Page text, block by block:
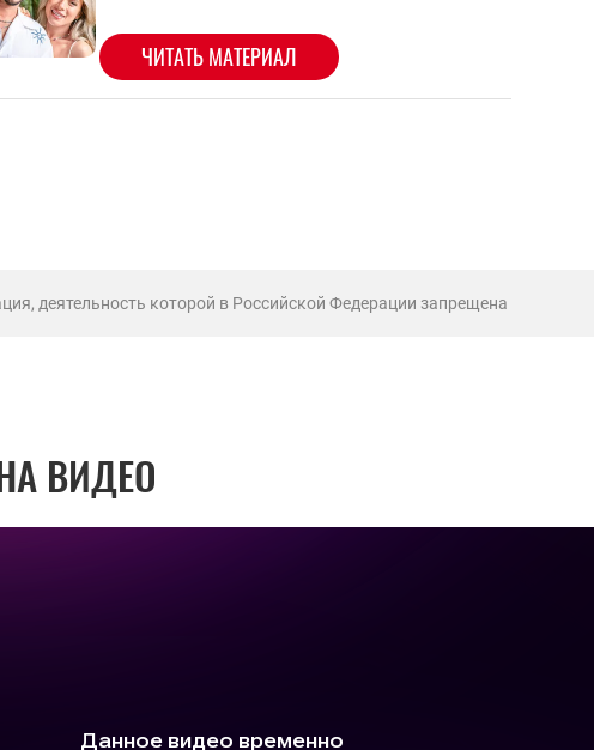
деятельность которой в Российской Федерации запрещена
ВИДЕО